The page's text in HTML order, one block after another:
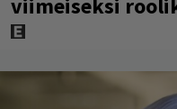
viimeiseksi